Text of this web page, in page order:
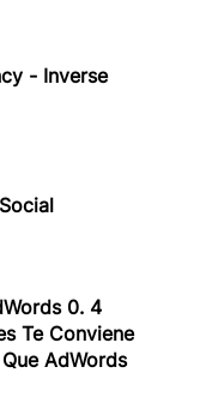
- Inverse
0. 4
Te Conviene
AdWords